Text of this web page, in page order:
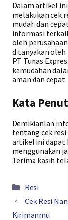
Dalam artikel
melakukan cek
mudah dan
informasi
oleh
ditanyakan oleh
PT Tunas
kemudahan
aman dan cepat.
Kata
Demikianlah
tentang cek resi
artikel ini dapat
menggunakan
Terima kasih
Kategori
Resi
Cek Resi
Kirimanmu